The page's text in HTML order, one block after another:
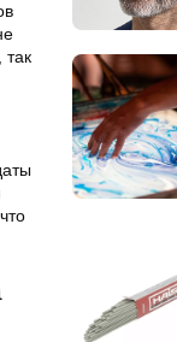
так